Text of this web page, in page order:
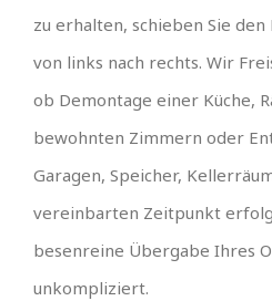
zu erhalten, schieben Sie
von links nach rechts. Wir
ob Demontage einer Küche,
bewohnten Zimmern oder
Garagen, Speicher,
vereinbarten Zeitpunkt
besenreine Übergabe Ihres
unkompliziert.